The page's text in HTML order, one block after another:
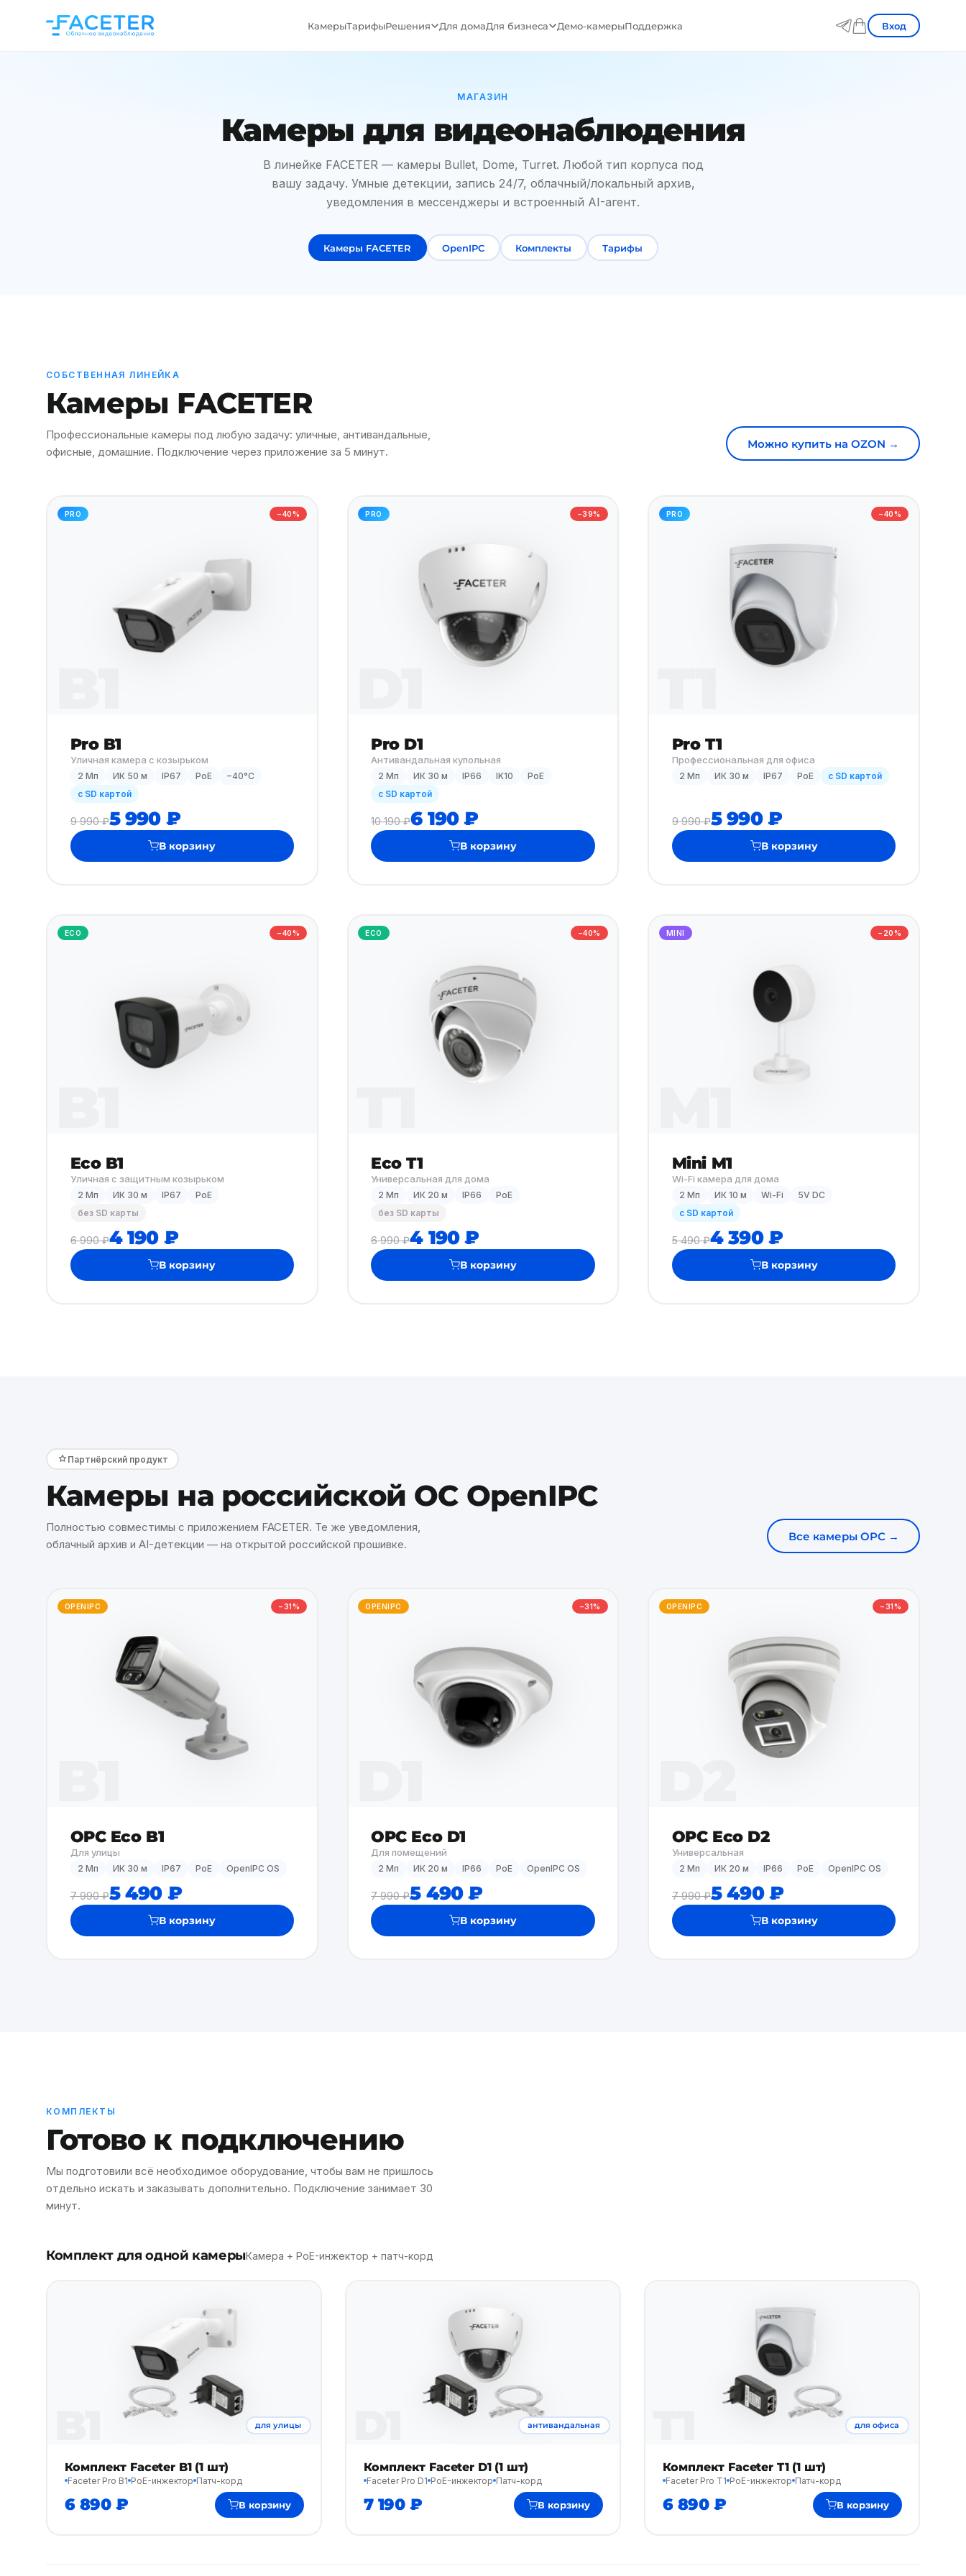
КамерыТарифыРешения Для домаДля бизнеса Демо-камерыПоддержка Вход
МАГАЗИН
Камеры для видеонаблюдения
В линейке FACETER — камеры Bullet, Dome, Turret. Любой тип корпуса под
вашу задачу. Умные детекции, запись 24/7, облачный/локальный архив,
уведомления в мессенджеры и встроенный AI-агент.
Камеры FACETER OpenIPC Комплекты Тарифы
СОБСТВЕННАЯ ЛИНЕЙКА
Камеры FACETER
Профессиональные камеры под любую задачу: уличные, антивандальные,
офисные, домашние. Подключение через приложение за 5 минут.
Можно купить на OZON →
PRO −40%
Pro B1
Уличная камера с козырьком
2 Мп ИК 50 м IP67 PoE
−40°C
с SD картой
9 990 ₽5 990 ₽
В корзину
PRO −39%
Pro D1
Антивандальная купольная
2 Мп ИК 30 м IP66 IK10
PoE
с SD картой
10 190 ₽6 190 ₽
В корзину
PRO −40%
Pro T1
Профессиональная для офиса
2 Мп ИК 30 м IP67 PoE с SD картой
9 990 ₽5 990 ₽
В корзину
ECO −40%
Eco B1
Уличная с защитным козырьком
2 Мп ИК 30 м IP67
PoE
без SD карты
6 990 ₽4 190 ₽
В корзину
ECO −40%
Eco T1
Универсальная для дома
2 Мп ИК 20 м IP66
PoE
без SD карты
6 990 ₽4 190 ₽
В корзину
MINI −20%
Mini M1
Wi-Fi камера для дома
2 Мп ИК 10 м Wi-Fi
5V DC
с SD картой
5 490 ₽4 390 ₽
В корзину
Партнёрский продукт
Камеры на российской ОС OpenIPC
Полностью совместимы с приложением FACETER. Те же уведомления,
облачный архив и AI-детекции — на открытой российской прошивке.
Все камеры OPC →
OPENIPC −31%
OPC Eco B1
Для улицы
2 Мп ИК 30 м IP67 PoE OpenIPC OS
7 990 ₽5 490 ₽
В корзину
OPENIPC −31%
OPC Eco D1
Для помещений
2 Мп ИК 20 м IP66 PoE OpenIPC OS
7 990 ₽5 490 ₽
В корзину
OPENIPC −31%
OPC Eco D2
Универсальная
2 Мп ИК 20 м IP66 PoE OpenIPC OS
7 990 ₽5 490 ₽
В корзину
КОМПЛЕКТЫ
Готово к подключению
Мы подготовили всё необходимое оборудование, чтобы вам не пришлось
отдельно искать и заказывать дополнительно. Подключение занимает 30
минут.
Комплект для одной камерыКамера + PoE-инжектор + патч-корд
для улицы
Комплект Faceter B1 (1 шт)
Faceter Pro B1 PoE-инжектор Патч-корд
6 890 ₽ В корзину
антивандальная
Комплект Faceter D1 (1 шт)
Faceter Pro D1 PoE-инжектор Патч-корд
7 190 ₽ В корзину
для офиса
Комплект Faceter T1 (1 шт)
Faceter Pro T1 PoE-инжектор Патч-корд
6 890 ₽ В корзину